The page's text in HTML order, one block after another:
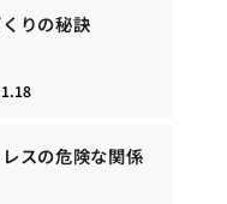
りの秘訣
スの危険な関係